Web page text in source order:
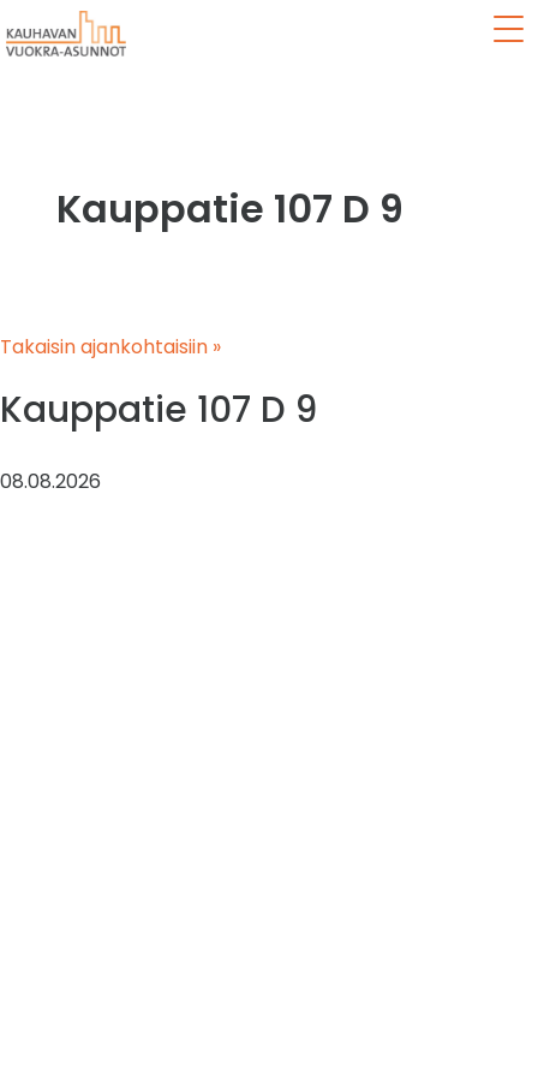
Kauppatie 107 D 9
Takaisin ajankohtaisiin »
Kauppatie 107 D 9
08.08.2026